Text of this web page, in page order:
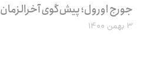
جورج اورول؛ پیش‌گوی آخرالزمان
۳ بهمن ۱۴۰۰